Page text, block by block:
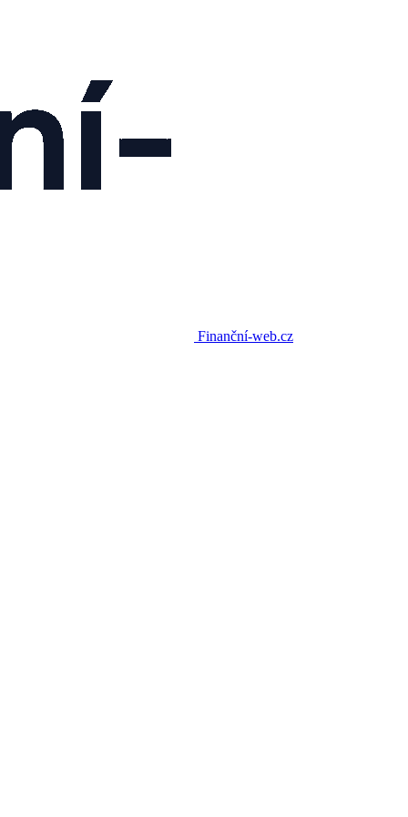
Finanční-web.cz